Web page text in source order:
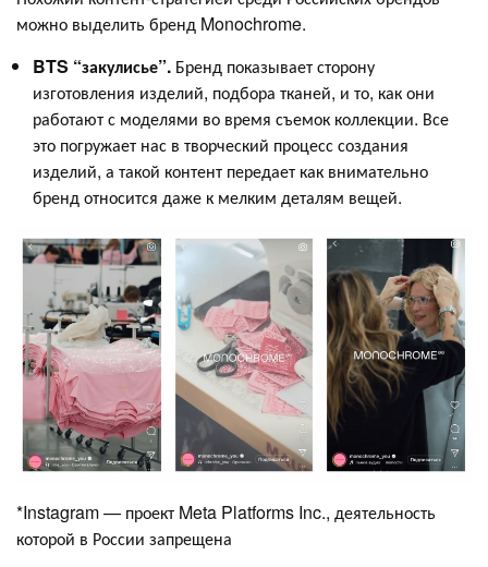
можно выделить бренд Monochrome.
BTS “закулисье”. Бренд показывает сторону
изготовления изделий, подбора тканей, и то, как они
работают с моделями во время съемок коллекции. Все
это погружает нас в творческий процесс создания
изделий, а такой контент передает как внимательно
бренд относится даже к мелким деталям вещей.
*Instagram — проект Meta Platforms Inc., деятельность
которой в России запрещена